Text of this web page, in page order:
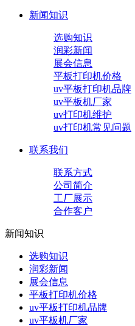
新闻知识
选购知识
润彩新闻
展会信息
平板打印机价格
uv平板打印机品牌
uv平板机厂家
uv打印机维护
uv打印机常见问题
联系我们
联系方式
公司简介
工厂展示
合作客户
新闻知识
选购知识
润彩新闻
展会信息
平板打印机价格
uv平板打印机品牌
uv平板机厂家